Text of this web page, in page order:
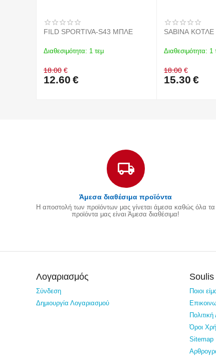
FILD SPORTIVA-S43 ΜΠΛΕ
Διαθεσιμότητα: 1 τεμ
18.00 €
12.60 €
SABINA
Διαθεσιμότητα: 1
18.00 €
15.30 €
Άμεσα διαθέσιμα προϊόντα
Η αποστολή των προϊόντων μας γίνεται άμεσα καθώς όλα τα
προϊόντα μας είναι Άμεσα διαθέσιμα!
Λογαριασμός
Σύνδεση
Δημιουργία Λογαριασμού
Ποιοι
Όροι
Sitemap